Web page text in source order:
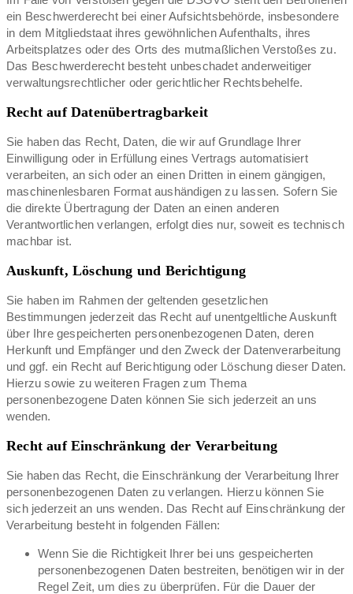
ein Beschwerderecht bei einer Aufsichtsbehörde, insbesondere
in dem Mitgliedstaat ihres gewöhnlichen Aufenthalts, ihres
Arbeitsplatzes oder des Orts des mutmaßlichen Verstoßes zu.
Das Beschwerderecht besteht unbeschadet anderweitiger
verwaltungsrechtlicher oder gerichtlicher Rechtsbehelfe.
Recht auf Daten­übertrag­barkeit
Sie haben das Recht, Daten, die wir auf Grundlage Ihrer
Einwilligung oder in Erfüllung eines Vertrags automatisiert
verarbeiten, an sich oder an einen Dritten in einem gängigen,
maschinenlesbaren Format aushändigen zu lassen. Sofern Sie
die direkte Übertragung der Daten an einen anderen
Verantwortlichen verlangen, erfolgt dies nur, soweit es technisch
machbar ist.
Auskunft, Löschung und Berichtigung
Sie haben im Rahmen der geltenden gesetzlichen
Bestimmungen jederzeit das Recht auf unentgeltliche Auskunft
über Ihre gespeicherten personenbezogenen Daten, deren
Herkunft und Empfänger und den Zweck der Datenverarbeitung
und ggf. ein Recht auf Berichtigung oder Löschung dieser Daten.
Hierzu sowie zu weiteren Fragen zum Thema
personenbezogene Daten können Sie sich jederzeit an uns
wenden.
Recht auf Einschränkung der Verarbeitung
Sie haben das Recht, die Einschränkung der Verarbeitung Ihrer
personenbezogenen Daten zu verlangen. Hierzu können Sie
sich jederzeit an uns wenden. Das Recht auf Einschränkung der
Verarbeitung besteht in folgenden Fällen:
Wenn Sie die Richtigkeit Ihrer bei uns gespeicherten
personenbezogenen Daten bestreiten, benötigen wir in der
Regel Zeit, um dies zu überprüfen. Für die Dauer der